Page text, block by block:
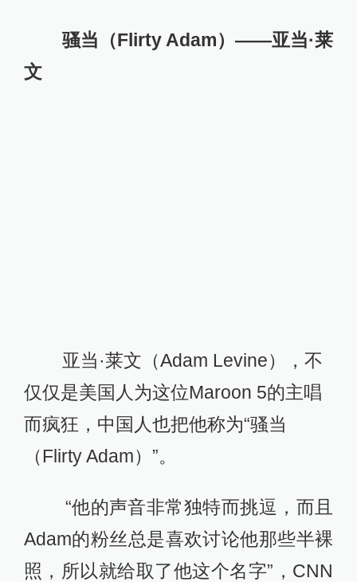
骚当（Flirty Adam）——亚当·莱
文
亚当·莱文（Adam Levine），不
仅仅是美国人为这位Maroon 5的主唱
而疯狂，中国人也把他称为“骚当
（Flirty Adam）”。
“他的声音非常独特而挑逗，而且
Adam的粉丝总是喜欢讨论他那些半裸
照，所以就给取了他这个名字”，CNN